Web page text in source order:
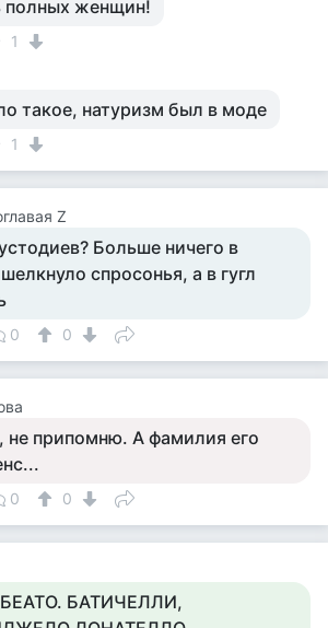
полных женщин!
1
такое, натуризм был в моде
1
Z
Больше ничего в
спросонья, а в гугл
0 0
не припомню. А фамилия его
0 0
БАТИЧЕЛЛИ,